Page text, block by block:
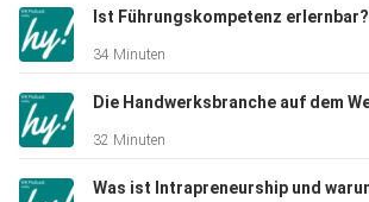
Ist Führungskompetenz erlernbar?
34 Minuten
32 Minuten